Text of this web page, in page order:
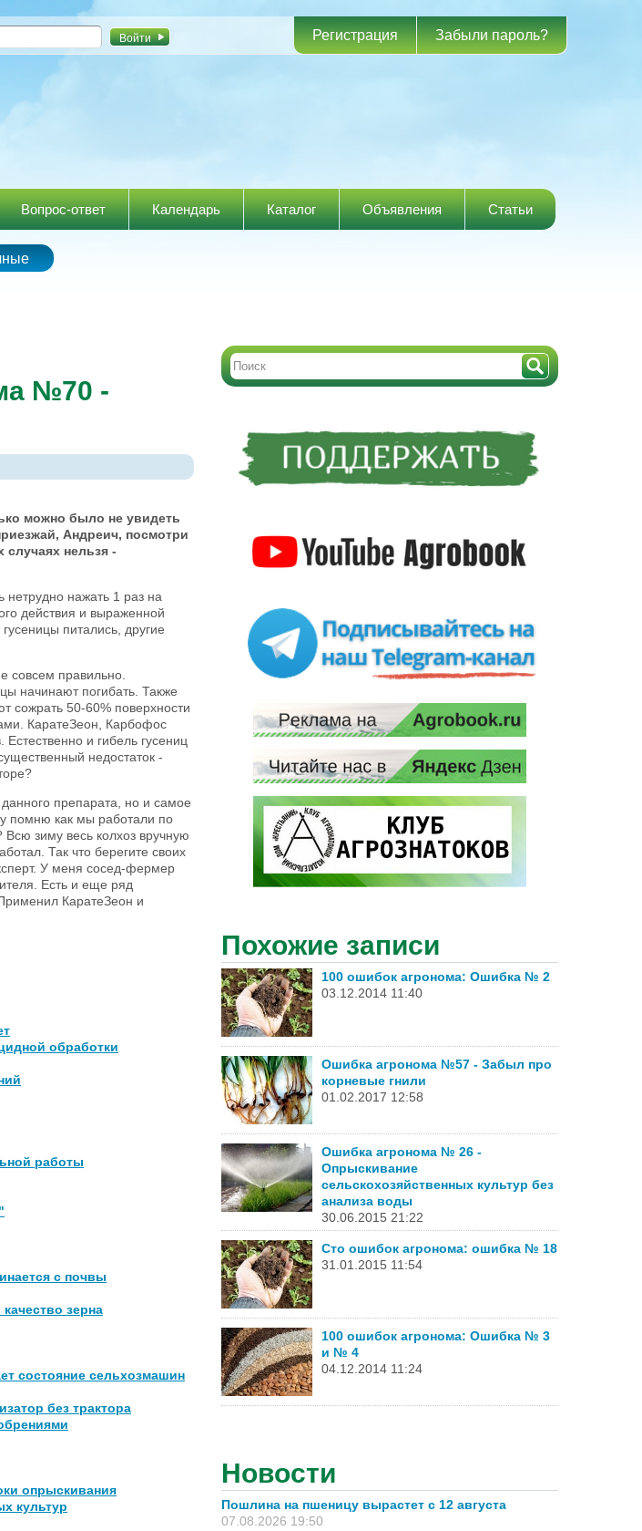
к
Регистрация Забыли пароль?
Вопрос-ответ Календарь Каталог Объявления Статьи
№70 -
можно было не увидеть
Андреич, посмотри
нельзя -
нажать 1 раз на
действия и выраженной
питались, другие
совсем правильно.
начинают погибать. Также
сожрать 50-60% поверхности
КаратеЗеон, Карбофос
и гибель гусениц
недостаток -
препарата, но и самое
помню как мы работали по
зиму весь колхоз вручную
Так что берегите своих
У меня сосед-фермер
Есть и еще ряд
КаратеЗеон и
обработки
работы
с почвы
зерна
состояние сельхозмашин
без трактора
опрыскивания
культур
Похожие записи
100 ошибок агронома: Ошибка № 2
03.12.2014 11:40
Ошибка агронома №57 - Забыл про
корневые гнили
01.02.2017 12:58
Ошибка агронома № 26 -
Опрыскивание
сельскохозяйственных культур без
анализа воды
30.06.2015 21:22
Сто ошибок агронома: ошибка № 18
31.01.2015 11:54
100 ошибок агронома: Ошибка № 3
и № 4
04.12.2014 11:24
Новости
Пошлина на пшеницу вырастет с 12 августа
07.08.2026 19:50